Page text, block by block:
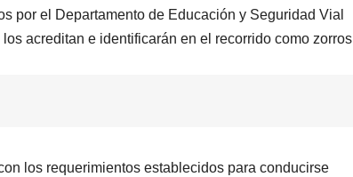
por el Departamento de Educación y Seguridad Vial
acreditan e identificarán en el recorrido como zorros
los requerimientos establecidos para conducirse